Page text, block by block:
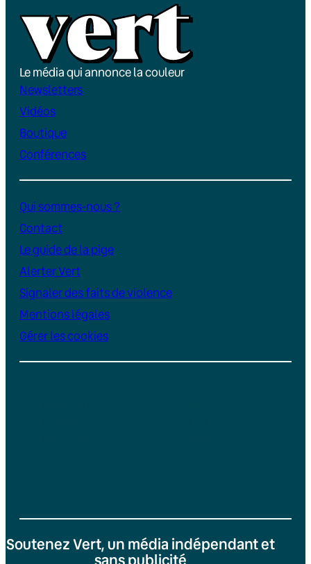
Le média qui annonce la couleur
Newsletters
Vidéos
Boutique
Conférences
Qui sommes-nous ?
Contact
Le guide de la pige
Alerter Vert
Signaler des faits de violence
Mentions légales
Gérer les cookies
Soutenez Vert, un média indépendant et